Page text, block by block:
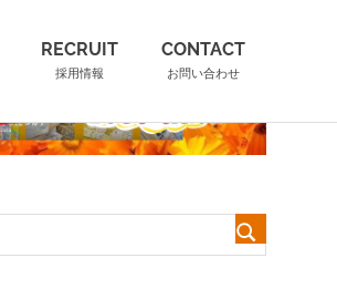
RECRUIT
採用情報
CONTACT
お問い合わせ